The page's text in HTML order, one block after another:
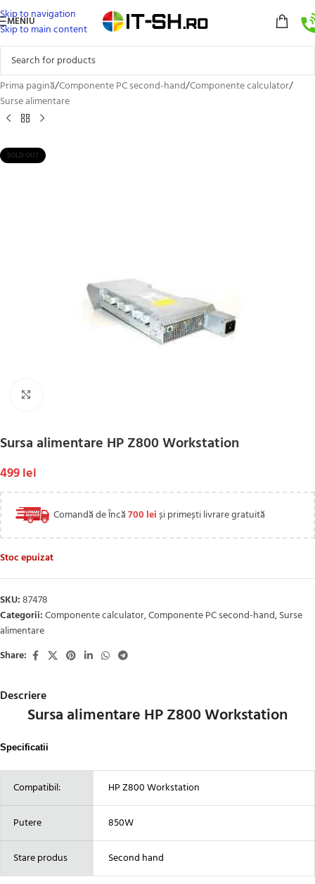
Skip to navigation
Skip to main content
MENIU
Prima pagină/Componente PC second-hand/Componente calculator/
Surse alimentare
SOLD OUT
Sursa alimentare HP Z800 Workstation
499lei
Comandă de Încă700 leiși primești livrare gratuită
Stoc epuizat
SKU:87478
Categorii:Componente calculator,Componente PC second-hand,Surse
alimentare
Share:
Descriere
Sursa alimentare HP Z800 Workstation
Specificatii
Compatibil: HP Z800 Workstation
Putere 850W
Stare produs Second hand